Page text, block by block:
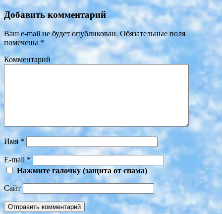
Добавить комментарий
Ваш e-mail не будет опубликован.Обязательные поля
помечены *
Комментарий
Имя *
E-mail*
Нажмите галочку (защита от спама)
Сайт